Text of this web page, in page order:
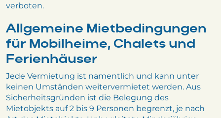
verboten.
Allgemeine Mietbedingungen
für Mobilheime, Chalets und
Ferienhäuser
Jede Vermietung ist namentlich und kann unter
keinen Umständen weitervermietet werden. Aus
Sicherheitsgründen ist die Belegung des
Mietobjekts auf 2 bis 9 Personen begrenzt, je nach